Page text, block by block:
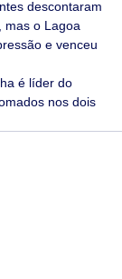
descontaram
mas o Lagoa
e venceu
é líder do
nos dois